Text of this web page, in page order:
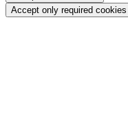
Accept only required cookies